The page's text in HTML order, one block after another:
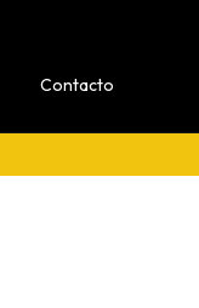
Contacto